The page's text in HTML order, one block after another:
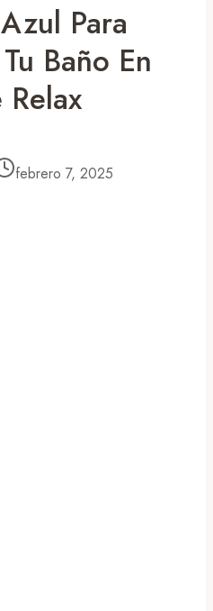
Para
Baño En
Relax
febrero 7, 2025